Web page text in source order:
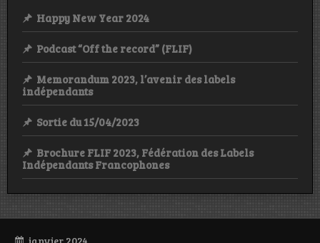
Happy New Year 2024
Podcast “Off the record” (FLIF)
Memorandum 2023, l’avenir des labels
indépendants
Sortie du 15/04/2023
Brochure FLIF 2023, Fédération des Labels
Indépendants Francophones
janvier 2024